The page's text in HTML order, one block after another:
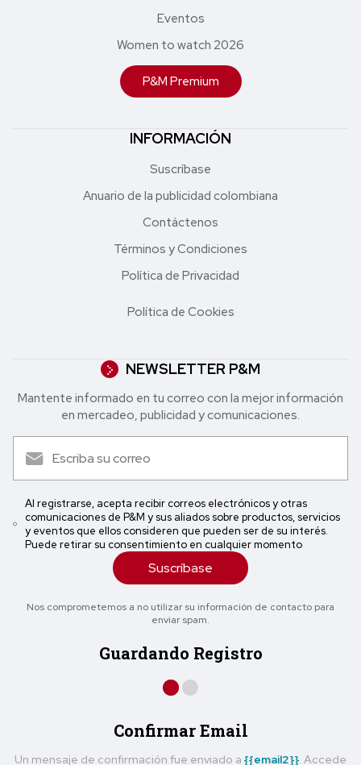
Eventos
Women to watch 2026
P&M Premium
INFORMACIÓN
Suscríbase
Anuario de la publicidad colombiana
Contáctenos
Términos y Condiciones
Política de Privacidad
Política de Cookies
NEWSLETTER P&M
Mantente informado en tu correo con la mejor in formación
en mercadeo, publicidad y comunicaciones.
Al registrarse, acepta recibir correos electrónicos y otras
comunicaciones de P&M y sus aliados sobre productos, servicios
y eventos que ellos consideren que pueden ser de su interés.
Puede retirar su consentimiento en cualquier momento
Suscríbase
Nos comprometemos a no utilizar su información de contacto para
enviar spam.
Guardando Registro
Confirmar Email
Un mensaje de confirmación fue enviado a {{email2}}. Accede